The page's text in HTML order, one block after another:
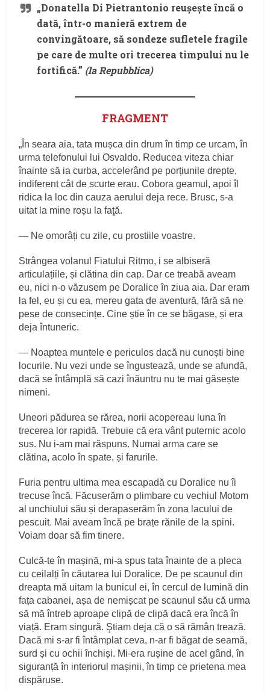
„Donatella Di Pietrantonio reuşeşte încă o
dată, într-o manieră extrem de
convingătoare, să sondeze sufletele fragile
pe care de multe ori trecerea timpului nu le
fortifică.” (la Repubblica)
FRAGMENT
„În seara aia, tata mușca din drum în timp ce urcam, în
urma telefonului lui Osvaldo. Reducea viteza chiar
înainte să ia curba, accelerând pe porțiunile drepte,
indiferent cât de scurte erau. Cobora geamul, apoi îl
ridica la loc din cauza aerului deja rece. Brusc, s‑a
uitat la mine roșu la faţă.
— Ne omorâți cu zile, cu prostiile voastre.
Strângea volanul Fiatului Ritmo, i se albiseră
articulațiile, și clătina din cap. Dar ce treabă aveam
eu, nici n‑o văzusem pe Doralice în ziua aia. Dar eram
la fel, eu și cu ea, mereu gata de aventură, fără să ne
pese de consecințe. Cine știe în ce se băgase, și era
deja întuneric.
— Noaptea muntele e periculos dacă nu cunoști bine
locurile. Nu vezi unde se îngustează, unde se afundă,
dacă se întâmplă să cazi înăuntru nu te mai găsește
nimeni.
Uneori pădurea se rărea, norii acopereau luna în
trecerea lor rapidă. Trebuie că era vânt puternic acolo
sus. Nu i‑am mai răspuns. Numai arma care se
clătina, acolo în spate, și farurile.
Furia pentru ultima mea escapadă cu Doralice nu îi
trecuse încă. Făcuserăm o plimbare cu vechiul Motom
al unchiului său și derapaserăm în zona lacului de
pescuit. Mai aveam încă pe brațe rănile de la spini.
Voiam doar să fim tinere.
Culcă-te în mașină, mi‑a spus tata înainte de a pleca
cu ceilalți în căutarea lui Doralice. De pe scaunul din
dreapta mă uitam la bunicul ei, în cercul de lumină din
fața cabanei, așa de nemișcat pe scaunul său că urma
să mă întreb aproape clipă de clipă dacă era încă în
viață. Eram singură. Ştiam deja că o să rămân trează.
Dacă mi s‑ar fi întâmplat ceva, n‑ar fi băgat de seamă,
surd și cu ochii închiși. Mi‑era rușine de acel gând, în
siguranță în interiorul mașinii, în timp ce prietena mea
dispăruse.